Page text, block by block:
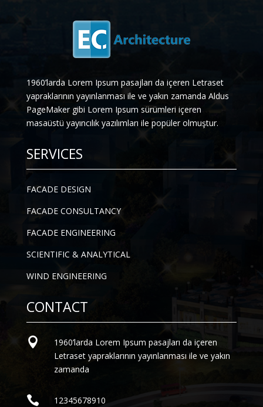
1960’larda Lorem Ipsum pasajları da içeren Letraset
yapraklarının yayınlanması ile ve yakın zamanda Aldus
PageMaker gibi Lorem Ipsum sürümleri içeren
masaüstü yayıncılık yazılımları ile popüler olmuştur.
SERVICES
FACADE DESIGN
FACADE CONSULTANCY
FACADE ENGINEERING
SCIENTIFIC & ANALYTICAL
WIND ENGINEERING
CONTACT

1960’larda Lorem Ipsum pasajları da içeren
Letraset yapraklarının yayınlanması ile ve yakın
zamanda
 12345678910